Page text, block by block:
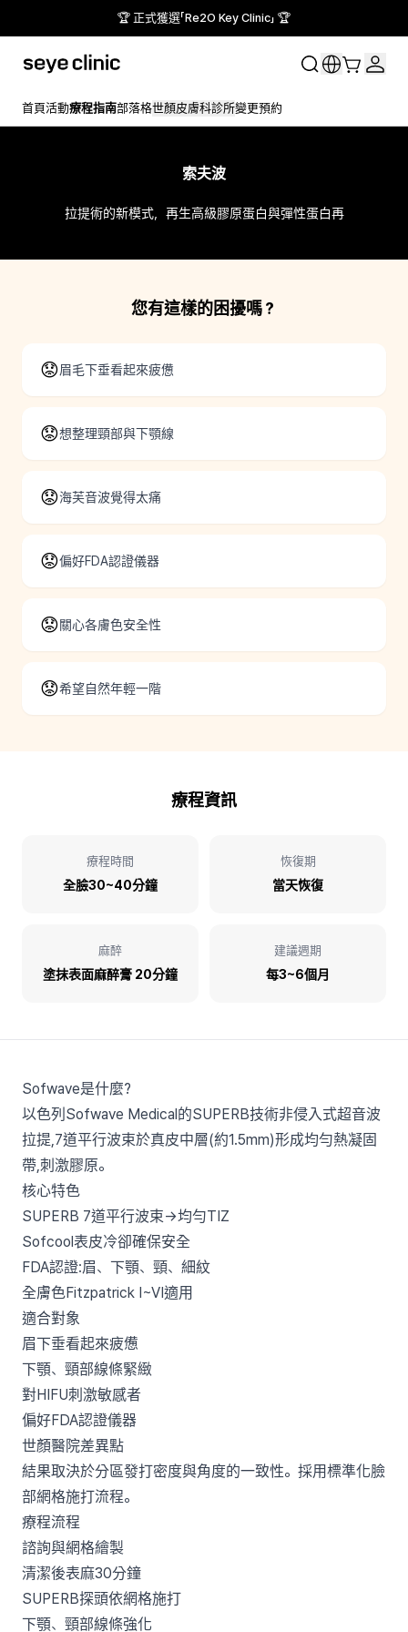
🏆 正式獲選「Re2O Key Clinic」 🏆
首頁活動療程指南部落格世顏皮膚科診所變更預約
索夫波
拉提術的新模式，再生高級膠原蛋白與彈性蛋白再
您有這樣的困擾嗎？
😟眉毛下垂看起來疲憊
😟想整理頸部與下顎線
😟海芙音波覺得太痛
😟偏好FDA認證儀器
😟關心各膚色安全性
😟希望自然年輕一階
療程資訊
療程時間
全臉30~40分鐘
恢復期
當天恢復
麻醉
塗抹表面麻醉膏 20分鐘
建議週期
每3~6個月
Sofwave是什麼?
以色列Sofwave Medical的SUPERB技術非侵入式超音波
拉提,7道平行波束於真皮中層(約1.5mm)形成均勻熱凝固
帶,刺激膠原。
核心特色
SUPERB 7道平行波束→均勻TIZ
Sofcool表皮冷卻確保安全
FDA認證:眉、下顎、頸、細紋
全膚色Fitzpatrick I~VI適用
適合對象
眉下垂看起來疲憊
下顎、頸部線條緊緻
對HIFU刺激敏感者
偏好FDA認證儀器
世顏醫院差異點
結果取決於分區發打密度與角度的一致性。採用標準化臉
部網格施打流程。
療程流程
諮詢與網格繪製
清潔後表麻30分鐘
SUPERB探頭依網格施打
下顎、頸部線條強化